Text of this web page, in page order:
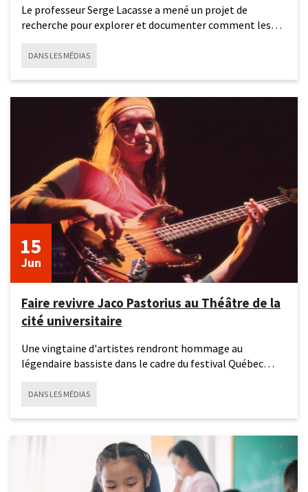
Le professeur Serge Lacasse a mené un projet de
recherche pour explorer et documenter comment les
DANS LES MÉDIAS
Faire revivre Jaco Pastorius au Théâtre de la
cité universitaire
Une vingtaine d'artistes rendront hommage au
légendaire bassiste dans le cadre du festival Québec
15
Jun
DANS LES MÉDIAS